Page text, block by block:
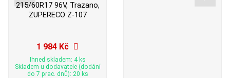
215/60R17 96V, Trazano,
ZUPERECO Z-107
1 984 Kč
Ihned skladem: 4 ks
Skladem u dodavatele (dodání
do 7 prac. dnů): 20 ks